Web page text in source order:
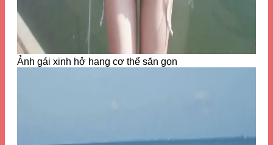
Ảnh gái xinh hở hang cơ thể săn gọn